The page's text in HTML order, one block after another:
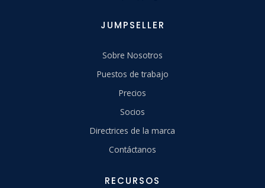
JUMPSELLER
Sobre Nosotros
Puestos de trabajo
Precios
Socios
Directrices de la marca
Contáctanos
RECURSOS